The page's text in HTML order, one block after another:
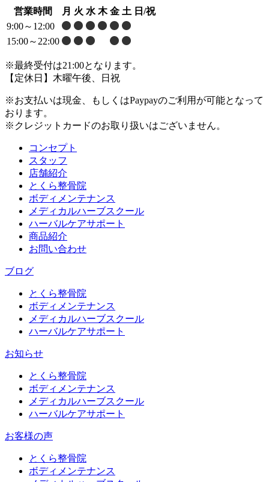
営業時間 月 火 水 木 金 土 日/祝
9:00～12:00
15:00～22:00
※最終受付は21:00となります。
【定休日】木曜午後、日祝
※お支払いは現金、もしくはPaypayのご利用が可能となって
おります。
※クレジットカードのお取り扱いはございません。
コンセプト
スタッフ
店舗紹介
とくら整骨院
ボディメンテナンス
メディカルハーブスクール
ハーバルケアサポート
商品紹介
お問い合わせ
ブログ
とくら整骨院
ボディメンテナンス
メディカルハーブスクール
ハーバルケアサポート
お知らせ
とくら整骨院
ボディメンテナンス
メディカルハーブスクール
ハーバルケアサポート
お客様の声
とくら整骨院
ボディメンテナンス